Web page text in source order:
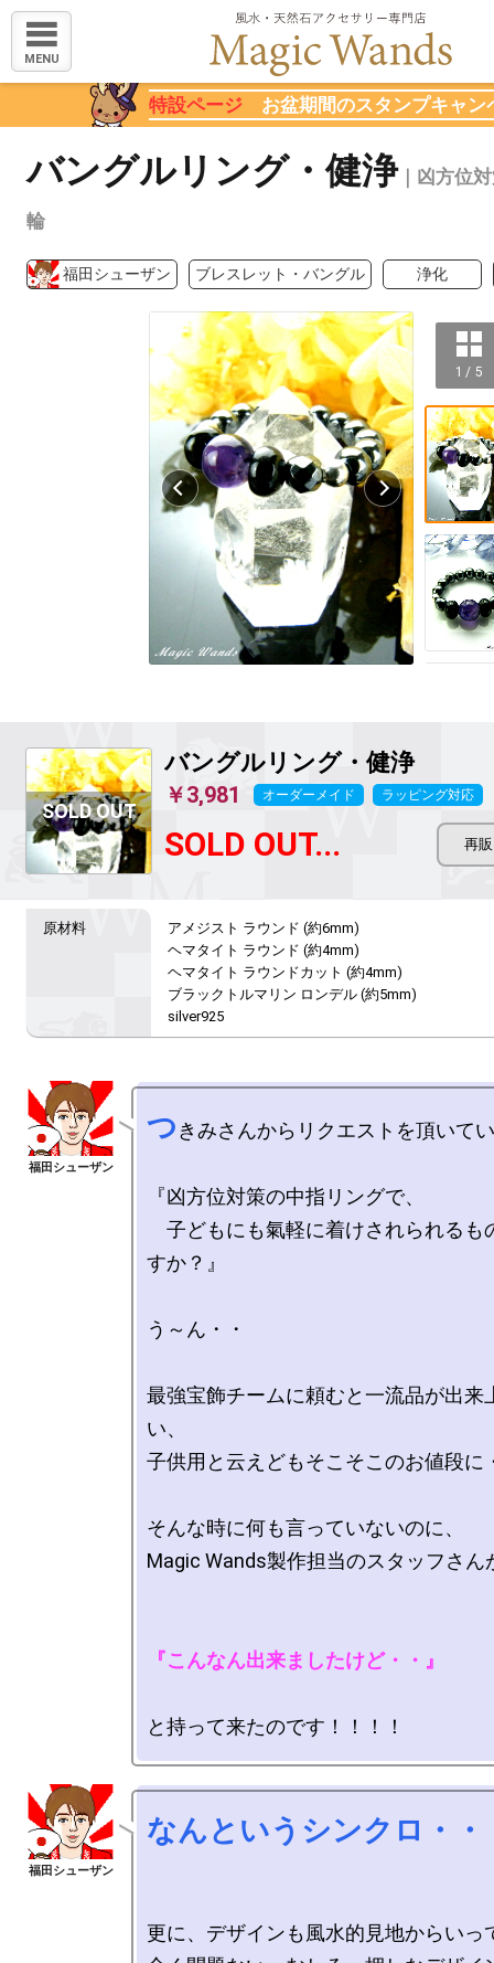
MENU
特設ページ お盆期間のスタンプキャン
バングルリング・健浄｜凶方位
輪
福田シューザン ブレスレット・バングル 浄化
1 / 5
バングルリング・健浄
￥3,981 オーダーメイド ラッピング対応
SOLD OUT...
アメジスト ラウンド (約6mm)
ヘマタイト ラウンド (約4mm)
ヘマタイト ラウンドカット (約4mm)
ブラックトルマリン ロンデル (約5mm)
silver925
つ きみさんからリクエストを頂いて
『凶方位対策の中指リングで、
子どもにも氣軽に着けされられるも
すか？』
う～ん・・
最強宝飾チームに頼むと一流品が出来
い、
子供用と云えどもそこそこのお値段に
そんな時に何も言っていないのに、
Magic Wands製作担当のスタッフさん
『こんなん出来ましたけど・・』
なんというシンクロ・・
更に、デザインも風水的見地からいっ